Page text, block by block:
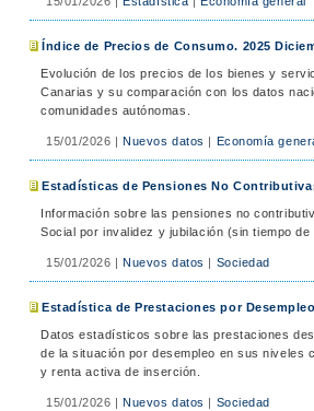
Índice de Precios de Consumo. 2025
Evolución de los precios de los bienes y
Canarias y su comparación con los datos
comunidades autónomas.
15/01/2026 |Nuevos datos | Economía
Estadísticas de Pensiones No
Información sobre las pensiones no
Social por invalidez y jubilación (sin tiempo de
15/01/2026 |Nuevos datos | Sociedad
Estadística de Prestaciones por
Datos estadísticos sobre las prestaciones
de la situación por desempleo en sus niveles
y renta activa de inserción.
15/01/2026 |Nuevos datos | Sociedad